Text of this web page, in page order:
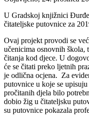
U Gradskoj knjižnici
čitateljske putovnice za
Ovaj projekt provodi se
učenicima osnovnih škola,
čitanja kod djece. U
će se čitati preko ljetnih
je odlična ocjena. Za
putovnice u koje se
pročitanih djela bilo
dobio žig u čitateljsku
su putovnice pokazala